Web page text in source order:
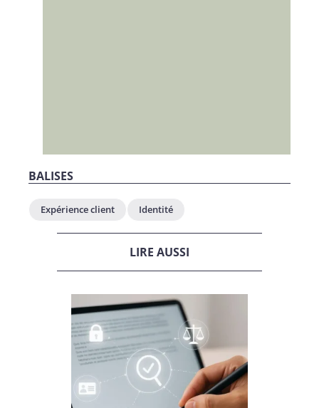
BALISES
Expérience client Identité
LIRE AUSSI